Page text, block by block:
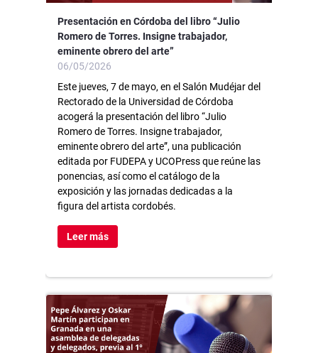
Presentación en Córdoba del libro “Julio
Romero de Torres. Insigne trabajador,
eminente obrero del arte”
06/05/2026
Este jueves, 7 de mayo, en el Salón Mudéjar del
Rectorado de la Universidad de Córdoba
acogerá la presentación del libro “Julio
Romero de Torres. Insigne trabajador,
eminente obrero del arte”, una publicación
editada por FUDEPA y UCOPress que reúne las
ponencias, así como el catálogo de la
exposición y las jornadas dedicadas a la
figura del artista cordobés.
Leer más